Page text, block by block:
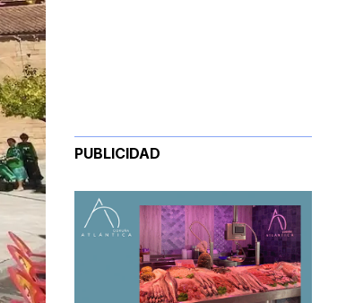
PUBLICIDAD